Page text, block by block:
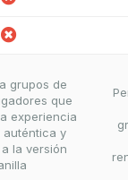
grupos de
que
experiencia
auténtica y
la versión